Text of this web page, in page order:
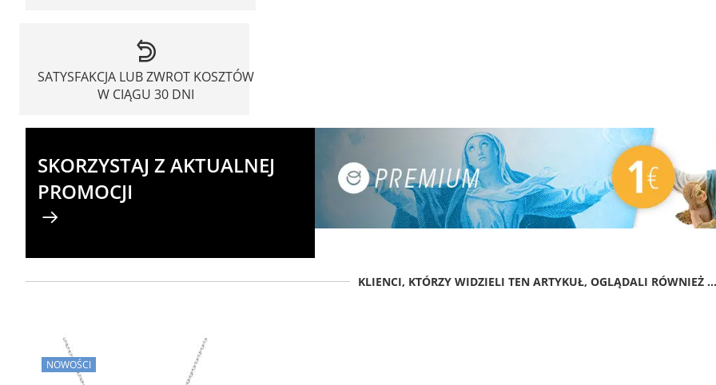
SATYSFAKCJA LUB ZWROT KOSZTÓW
W CIĄGU 30 DNI
SKORZYSTAJ Z AKTUALNEJ
PROMOCJI
KLIENCI, KTÓRZY WIDZIELI TEN ARTYKUŁ, OGLĄDALI RÓWNIEŻ ...
NOWOŚCI